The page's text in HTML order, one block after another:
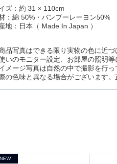
ズ：約 31 × 110cm
：綿 50% ・バンブーレーヨン50%
地：日本（ Made In Japan ）
品写真はできる限り実物の色に近づ
いのモニター設定、お部屋の照明
メージ写真は自然の中で撮影を行っ
の色味と異なる場合がございます